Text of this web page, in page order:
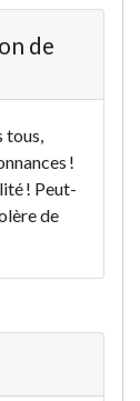
de
tous,
!
! Peut-
de